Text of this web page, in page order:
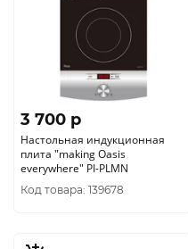
3 700 p
Настольная индукционная
плита "making Oasis
everywhere" PI-PLMN
Код товара: 139678